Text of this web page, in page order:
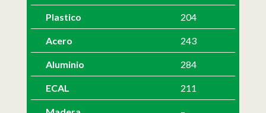
Plastico 204
Acero 243
Aluminio 284
ECAL 211